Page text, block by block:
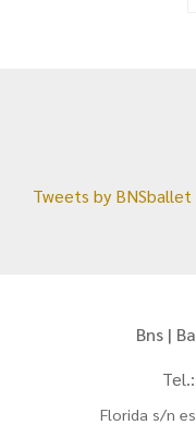
Tweets by BNSballet
Bns |
Florida s/n